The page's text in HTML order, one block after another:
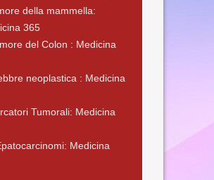
della mammella:
365
del Colon : Medicina
neoplastica : Medicina
Tumorali: Medicina
Medicina